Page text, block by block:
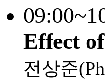
Effect
전상준